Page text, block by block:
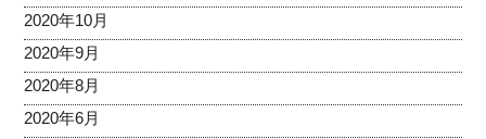
2020年10月
2020年9月
2020年8月
2020年6月